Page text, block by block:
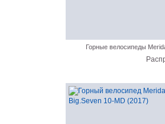
Горные велосипеды